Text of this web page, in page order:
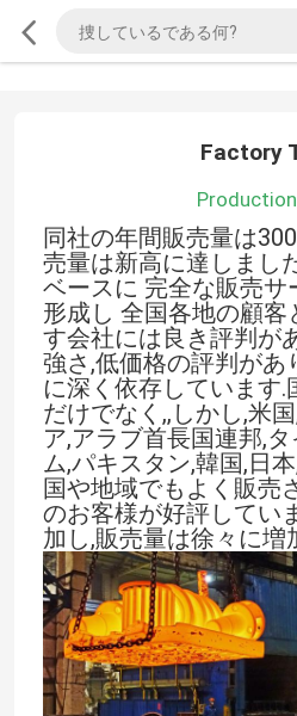
Factory
同社の年間販売量は
売量は新高に達しまし
ベースに 完全な販売サ
形成し 全国各地の顧客
す会社には良き評判が
強さ,低価格の評判があ
に深く依存しています.
だけでなく,,しかし,米
ア,アラブ首長国連邦,
ム,パキスタン,韓国,日
国や地域でもよく販売
のお客様が好評してい
加し,販売量は徐々に増